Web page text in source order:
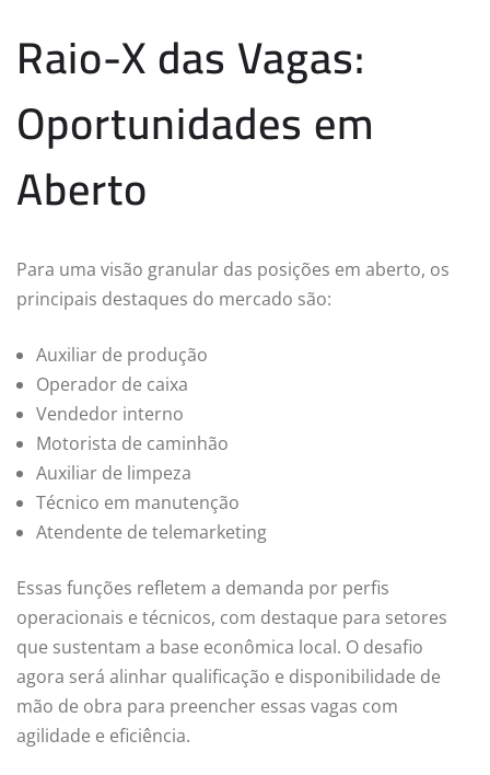
Raio-X das Vagas:
Oportunidades em
Aberto
Para uma visão granular das posições em aberto, os
principais destaques do mercado são:
Auxiliar de produção
Operador de caixa
Vendedor interno
Motorista de caminhão
Auxiliar de limpeza
Técnico em manutenção
Atendente de telemarketing
Essas funções refletem a demanda por perfis
operacionais e técnicos, com destaque para setores
que sustentam a base econômica local. O desafio
agora será alinhar qualificação e disponibilidade de
mão de obra para preencher essas vagas com
agilidade e eficiência.